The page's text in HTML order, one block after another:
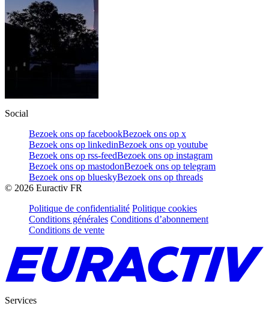
Social
Bezoek ons op facebookBezoek ons op x
Bezoek ons op linkedinBezoek ons op youtube
Bezoek ons op rss-feedBezoek ons op instagram
Bezoek ons op mastodonBezoek ons op telegram
Bezoek ons op blueskyBezoek ons op threads
© 2026 Euractiv FR
Politique de confidentialité Politique cookies
Conditions générales Conditions d’abonnement
Conditions de vente
Services